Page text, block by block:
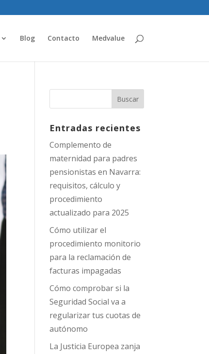
Blog Contacto Medvalue
Entradas recientes
Complemento de
maternidad para padres
pensionistas en Navarra:
requisitos, cálculo y
procedimiento
actualizado para 2025
Cómo utilizar el
procedimiento monitorio
para la reclamación de
facturas impagadas
Cómo comprobar si la
Seguridad Social va a
regularizar tus cuotas de
autónomo
La Justicia Europea zanja